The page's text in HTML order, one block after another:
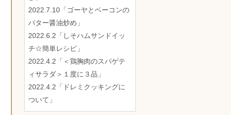
2022.7.10「ゴーヤとベーコンの
バター醤油炒め」
2022.6.2「しそハムサンドイッ
チ☆簡単レシピ」
2022.4.2「＜鶏胸肉のスパゲテ
ィサラダ＞１度に３品」
2022.4.2「ドレミクッキングに
ついて」